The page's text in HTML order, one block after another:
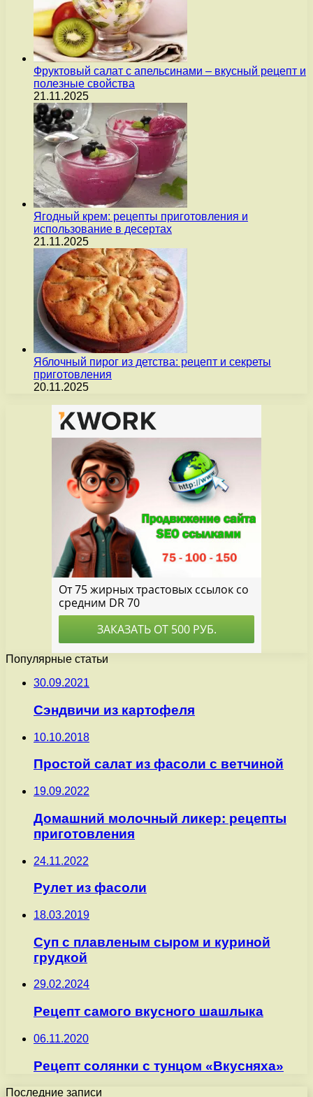
Фруктовый салат с апельсинами – вкусный рецепт и
полезные свойства
21.11.2025
Ягодный крем: рецепты приготовления и
использование в десертах
21.11.2025
Яблочный пирог из детства: рецепт и секреты
приготовления
20.11.2025
Популярные статьи
30.09.2021
Сэндвичи из картофеля
10.10.2018
Простой салат из фасоли с ветчиной
19.09.2022
Домашний молочный ликер: рецепты
приготовления
24.11.2022
Рулет из фасоли
18.03.2019
Суп с плавленым сыром и куриной
грудкой
29.02.2024
Рецепт самого вкусного шашлыка
06.11.2020
Рецепт солянки с тунцом «Вкусняха»
Последние записи